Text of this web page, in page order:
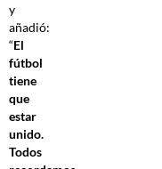
y
añadió:
“El
fútbol
tiene
que
estar
unido.
Todos